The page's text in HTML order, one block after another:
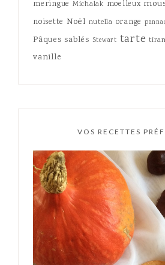
meringue Michalak moelleux
noisette Noël nutella orange
Pâques sablés Stewart tarte
vanille
VOS RECETTES